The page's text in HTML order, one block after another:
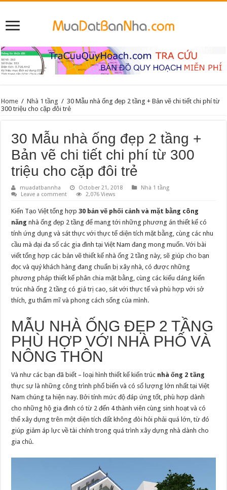
Home / Nhà 1 tầng / 30 Mẫu nhà ống đẹp 2 tầng + Bản vẽ chi tiết chi phí từ
300 triệu cho cặp đôi trẻ
30 Mẫu nhà ống đẹp 2 tầng +
Bản vẽ chi tiết chi phí từ 300
triệu cho cặp đôi trẻ
muadatbannha October 21, 2018
Nhà 1 tầng
Leave a comment
2,076 Views
Kiến Tạo Việt tổng hợp30 bản vẽ phối cảnh và mặt bằng công
năng nhà ống đẹp 2 tầng để mang tới những phương án thiết kế có
tính ứng dụng và sát thực với thực tế diện tích mặt bằng, cùng các nhu
cầu mà đại đa số các gia đình tại Việt Nam đang mong muốn. Với bài
viết tổng hợp các bản vẽ thiết kế nhà ống 2 tầng này, sẽ giúp cho bạn
đọc và quý khách hàng đang chuẩn bị xây nhà, có được những
phương pháp thiết kế phân chia mặt bằng, cùng các kiểu dáng kiến
trúc nhà ống 2 tầng có giá trị cao, sát với thực tế và phù hợp với sở
thích, gu thẩm mĩ và phong cách sống của mình.
MẪU NHÀ ỐNG ĐẸP 2 TẦNG
PHÙ HỢP VỚI NHÀ PHỐ VÀ
NÔNG THÔN
Và như các bạn đã biết – loại hình thiết kế kiến trúc nhà ống 2 tầng
thực sự là những công trình phổ biến và có số lượng lớn nhất tại Việt
Nam chúng ta hiện nay. Bởi tính mức độ đáp ứng tốt, phù hợp dành
cho những hộ gia đình có từ 2 đến 4 thành viên cùng sinh hoạt và có
thể xây dựng trên một diện tích đất không đòi hỏi phải quá lớn, từ đó
giúp giảm áp lực về tài chính trong quá trình xây dựng nhà dành cho
gia chủ.